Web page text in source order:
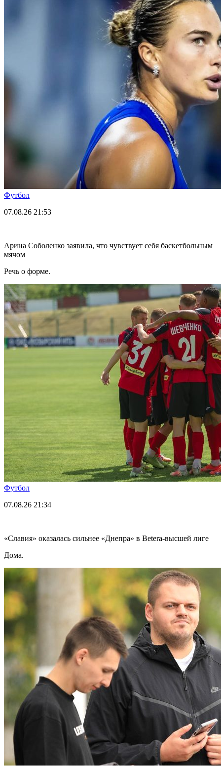
Футбол
07.08.26 21:53
Арина Соболенко заявила, что чувствует себя баскетбольным
мячом
Речь о форме.
Футбол
07.08.26 21:34
«Славия» оказалась сильнее «Днепра» в Betera-высшей лиге
Дома.